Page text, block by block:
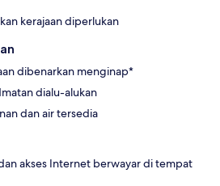
kerajaan diperlukan
dibenarkan menginap*
dialu-alukan
dan air tersedia
akses Internet berwayar di tempat